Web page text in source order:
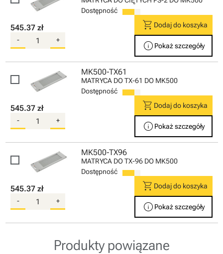
Dostępność
545.37 zł
- +
shopping_cart Dodaj do koszyka
info Pokaż szczegóły
MK500-TX61
MATRYCA DO TX-61 DO MK500
Dostępność
545.37 zł
- +
shopping_cart Dodaj do koszyka
info Pokaż szczegóły
MK500-TX96
MATRYCA DO TX-96 DO MK500
Dostępność
545.37 zł
- +
shopping_cart Dodaj do koszyka
info Pokaż szczegóły
Produkty powiązane